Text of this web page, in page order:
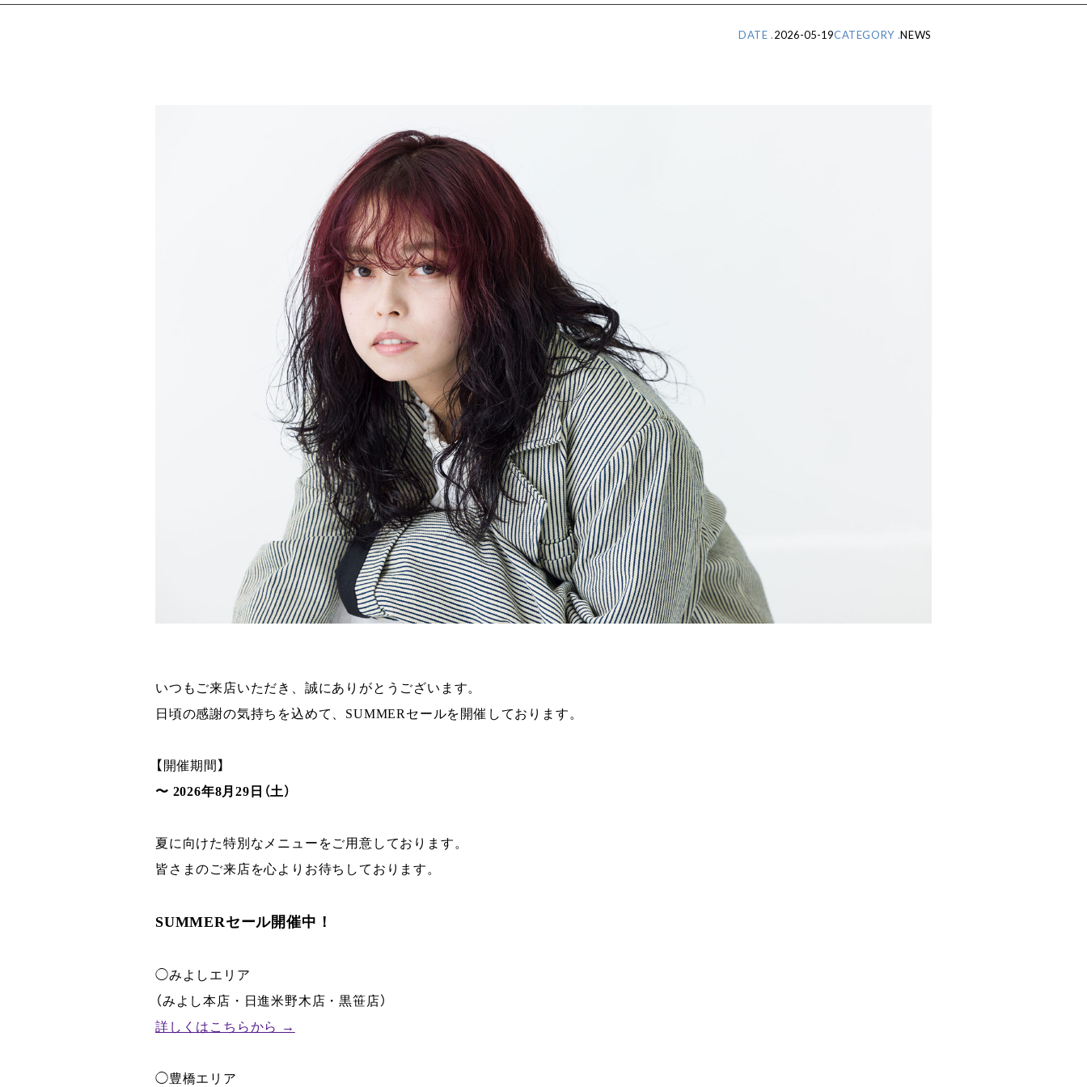
DATE .2026-05-19CATEGORY .NEWS
いつもご来店いただき、誠にありがとうございます。
日頃の感謝の気持ちを込めて、SUMMERセールを開催しております。
【開催期間】
〜 2026年8月29日（土）
夏に向けた特別なメニューをご用意しております。
皆さまのご来店を心よりお待ちしております。
SUMMERセール開催中！
◯みよしエリア
（みよし本店・日進米野木店・黒笹店）
詳しくはこちらから →
◯豊橋エリア